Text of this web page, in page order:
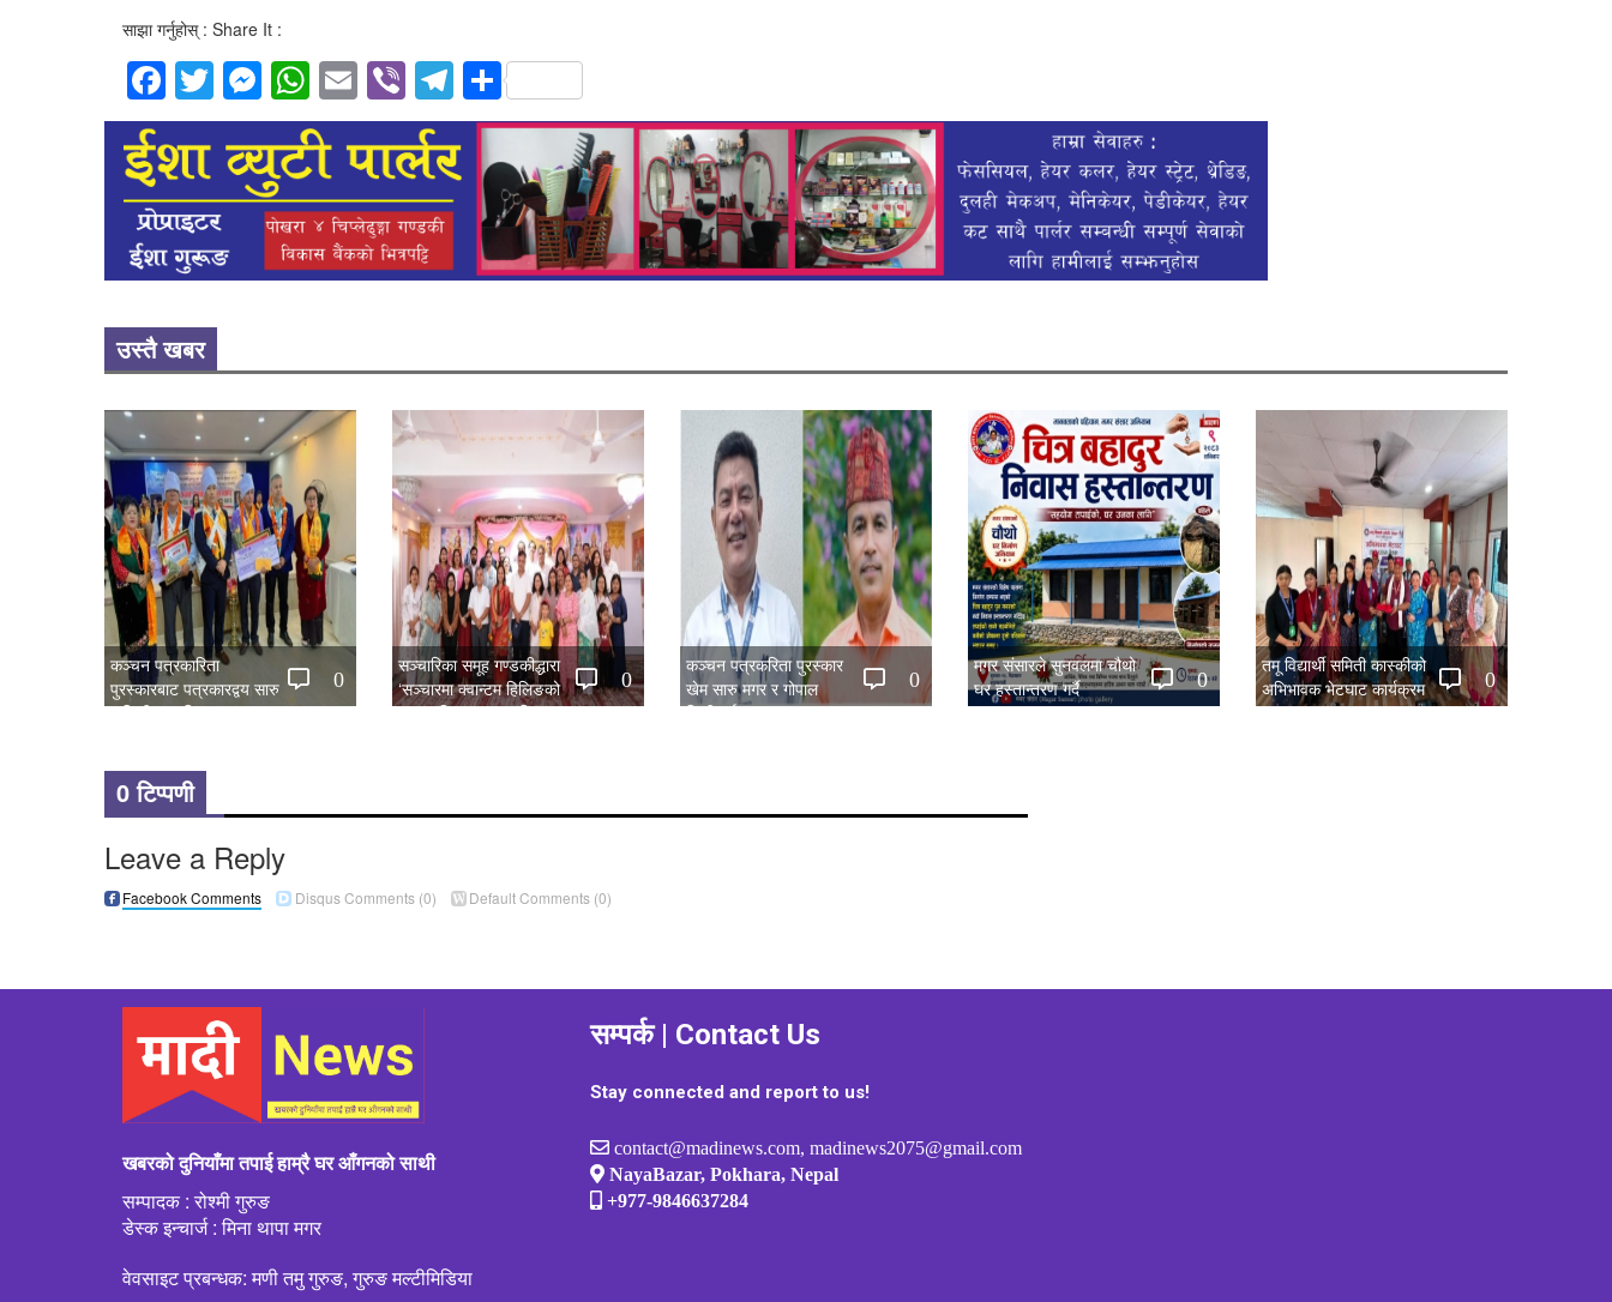
साझा गर्नुहोस् : Share It :
Facebook
Twitter
Messenger
WhatsApp
EmailViberTelegram
Share
उस्तै खबर
0
कञ्चन पत्रकारिता
पुरस्कारबाट पत्रकारद्वय सारु
र जिटी सम्मानित
0
सञ्चारिका समूह गण्डकीद्धारा
‘सञ्चारमा क्वान्टम हिलिङको
महत्त्व’ विषयक अन्तरक्रिया सम्पन्न
0
कञ्चन पत्रकरिता पुरस्कार
खेम सारु मगर र गोपाल
जिटीलाई
0
मगर संसारले सुनवलमा चौथो
घर हस्तान्तरण गर्दै
0
तमू विद्यार्थी समिती कास्कीको
अभिभावक भेटघाट कार्यक्रम
सम्पन्न
0 टिप्पणी
Leave a Reply
Facebook Comments Disqus Comments(0) Default Comments (0)
खबरको दुनियाँमा तपाई हाम्रै घर आँगनको साथी
सम्पादक : रोश्मी गुरुङ
डेस्क इन्चार्ज : मिना थापा मगर
वेवसाइट प्रबन्धक: मणी तमु गुरुङ, गुरुङ मल्टीमिडिया
सम्पर्क | Contact Us
Stay connected and report to us!
contact@madinews.com, madinews2075@gmail.com
NayaBazar, Pokhara, Nepal
+977-9846637284